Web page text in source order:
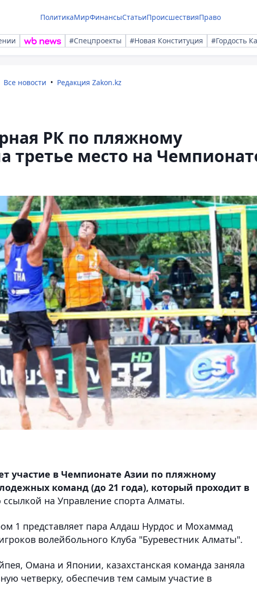
ПолитикаМирФинансыСтатьиПроисшествияПраво
#Спецпроекты #Новая Конституция #Гордость
Все новости Редакция Zakon.kz
РК по пляжному
третье место на
участие в Чемпионате Азии по пляжному
команд (до 21 года), который проходит в
ссылкой на Управление спорта Алматы.
1 представляет пара Алдаш Нурдос и Мохаммад
волейбольного Клуба "Буревестник Алматы".
Омана и Японии, казахстанская команда заняла
четверку, обеспечив тем самым участие в